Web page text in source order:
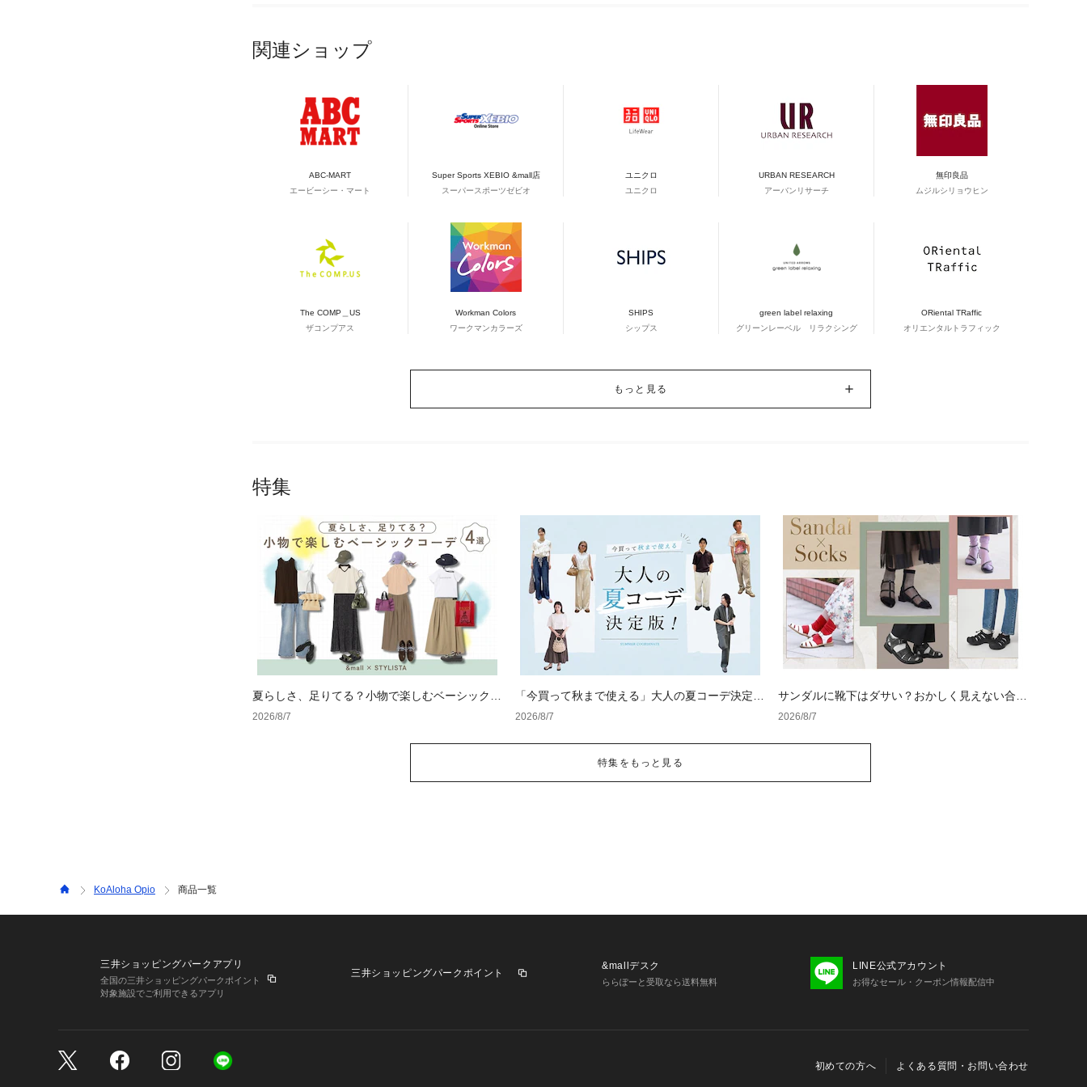
関連ショップ
ABC-MART
エービーシー・マート
Super Sports XEBIO &mall店
スーパースポーツゼビオ
ユニクロ
ユニクロ
URBAN RESEARCH
アーバンリサーチ
無印良品
ムジルシリョウヒン
The COMP＿US
ザコンプアス
Workman Colors
ワークマンカラーズ
SHIPS
シップス
green label relaxing
グリーンレーベル リラクシング
ORiental TRaffic
オリエンタルトラフィック
もっと見る
特集
夏らしさ、足りてる？小物で楽しむベーシックコ
ーデ4選
2026/8/7
「今買って秋まで使える」大人の夏コーデ決定
版！男女別正解スタイルとNGな着こなし
2026/8/7
サンダルに靴下はダサい？おかしく見えない合わ
せ方の黄金法則と男女別おすすめコーデ
2026/8/7
特集をもっと見る
KoAloha Opio 商品一覧
三井ショッピングパークアプリ
全国の三井ショッピングパークポイント
対象施設でご利用できるアプリ
三井ショッピングパークポイント
&mallデスク
ららぽーと受取なら送料無料
LINE公式アカウント
お得なセール・クーポン情報配信中
初めての方へ よくある質問・お問い合わせ